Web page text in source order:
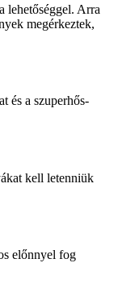
lehetőséggel. Arra
megérkeztek,
és a szuperhős-
kell letenniük
előnnyel fog